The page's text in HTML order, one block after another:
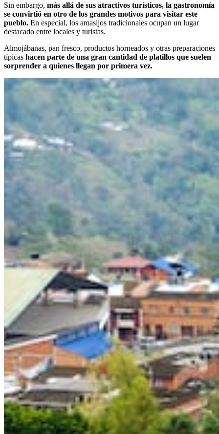
Sin embargo, más allá de sus atractivos turísticos, la gastronomía
se convirtió en otro de los grandes motivos para visitar este
pueblo. En especial, los amasijos tradicionales ocupan un lugar
destacado entre locales y turistas.
Almojábanas, pan fresco, productos horneados y otras preparaciones
típicas hacen parte de una gran cantidad de platillos que suelen
sorprender a quienes llegan por primera vez.